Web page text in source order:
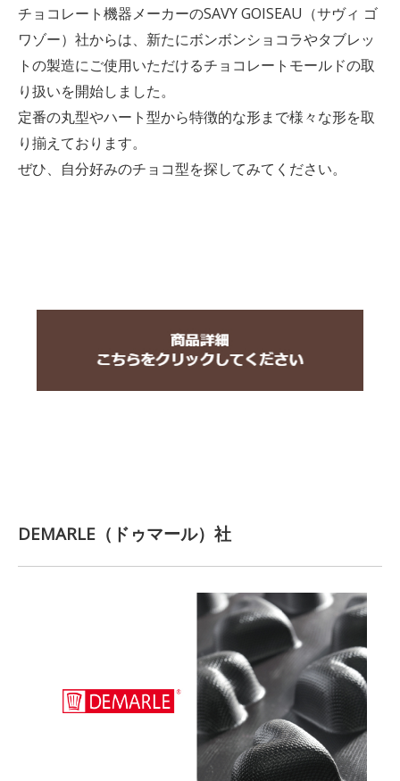
チョコレート機器メーカーのSAVY GOISEAU（サヴィ ゴ
ワゾー）社からは、新たにボンボンショコラやタブレッ
トの製造にご使用いただけるチョコレートモールドの取
り扱いを開始しました。
定番の丸型やハート型から特徴的な形まで様々な形を取
り揃えております。
ぜひ、自分好みのチョコ型を探してみてください。
DEMARLE（ドゥマール）社